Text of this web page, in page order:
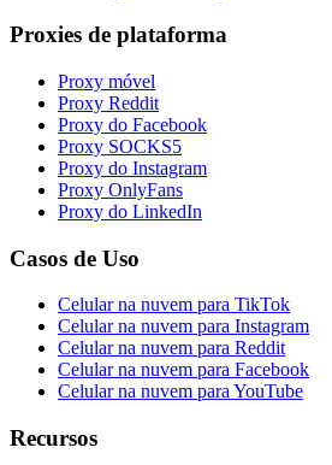
Proxies de plataforma
Proxy móvel
Proxy Reddit
Proxy do Facebook
Proxy SOCKS5
Proxy do Instagram
Proxy OnlyFans
Proxy do LinkedIn
Casos de Uso
Celular na nuvem para TikTok
Celular na nuvem para Instagram
Celular na nuvem para Reddit
Celular na nuvem para Facebook
Celular na nuvem para YouTube
Recursos